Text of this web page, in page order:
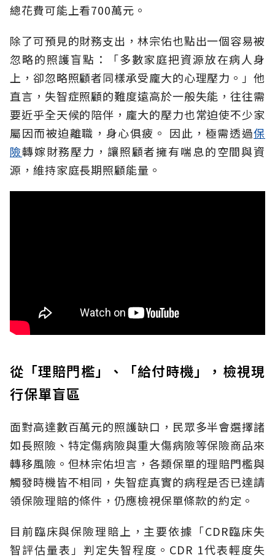
總花費可能上看700萬元。
除了可預見的財務支出，林宗佑也點出一個容易被
忽略的照護盲點：「多數家庭把資源放在病人身
上，卻忽略照顧者同樣承受龐大的心理壓力。」他
直言，失智症照顧的難度遠高於一般失能，往往需
要近乎全天候的陪伴，龐大的壓力也常迫使不少家
屬因而被迫離職，身心俱疲。 因此，極需透過保
險轉嫁財務壓力，讓照顧者擁有喘息的空間與資
源，維持家庭長期照顧能量。
從「理賠門檻」、「給付時機」，檢視現
行保單盲區
面對高達數百萬元的照護缺口，民眾多半會選擇諸
如長照險、特定傷病險與重大傷病險等保險商品來
轉移風險。但林宗佑坦言，各類保單的理賠門檻與
觸發時機皆不相同，失智症真實的病程是否已達請
領保險理賠的條件，仍應檢視保單條款的約定。
目前臨床與保險理賠上，主要依據「CDR臨床失
智評估量表」判定失智程度。CDR 1代表輕度失